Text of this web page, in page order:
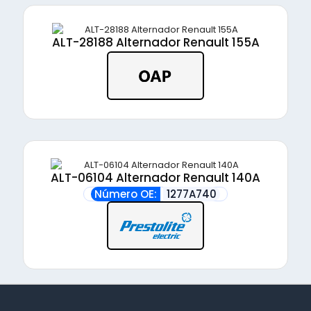
ALT-28188 Alternador Renault 155A
ALT-06104 Alternador Renault 140A
Número OE: 1277A740